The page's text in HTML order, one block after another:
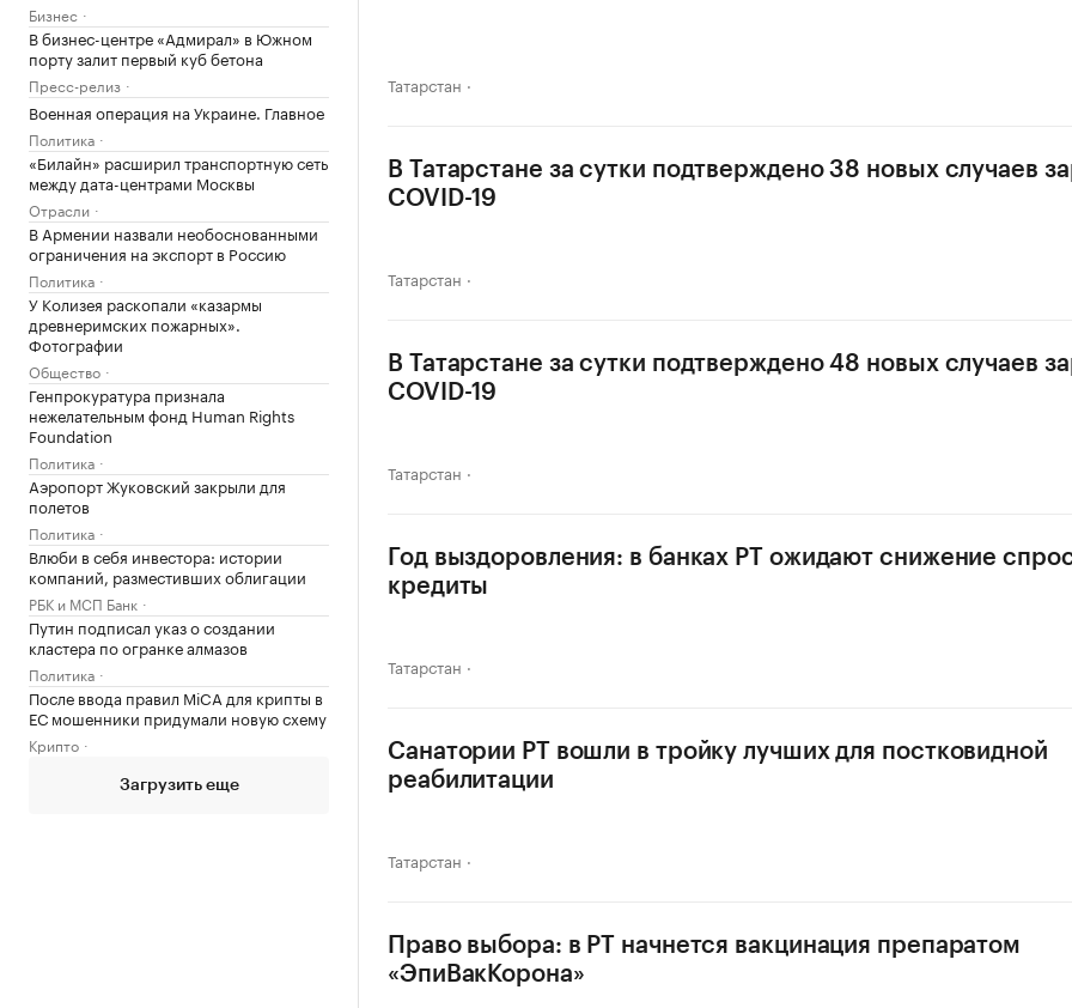
Бизнес
В бизнес-центре «Адмирал» в Южном
порту залит первый куб бетона
Пресс-релиз
Военная операция на Украине. Главное
Политика
«Билайн» расширил транспортную сеть
между дата-центрами Москвы
Отрасли
В Армении назвали необоснованными
ограничения на экспорт в Россию
Политика
У Колизея раскопали «казармы
древнеримских пожарных».
Фотографии
Общество
Генпрокуратура признала
нежелательным фонд Human Rights
Foundation
Политика
Аэропорт Жуковский закрыли для
полетов
Политика
Влюби в себя инвестора: истории
компаний, разместивших облигации
РБК и МСП Банк
Путин подписал указ о создании
кластера по огранке алмазов
Политика
После ввода правил MiCA для крипты в
ЕС мошенники придумали новую схему
Крипто
Загрузить еще
Татарстан
В Татарстане за сутки подтверждено 38 новых случаев
COVID-19
Татарстан
В Татарстане за сутки подтверждено 48 новых случаев
COVID-19
Татарстан
Год выздоровления: в банках РТ ожидают снижение
кредиты
Татарстан
Санатории РТ вошли в тройку лучших для постковидной
реабилитации
Татарстан
Право выбора: в РТ начнется вакцинация препаратом
«ЭпиВакКорона»